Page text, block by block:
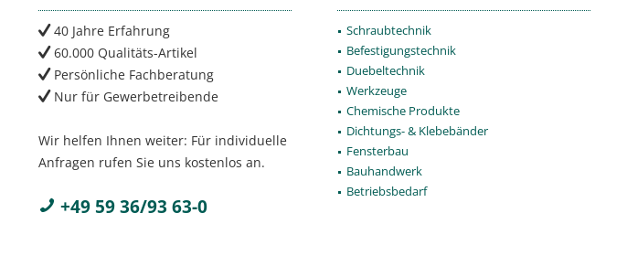
40 Jahre Erfahrung
60.000 Qualitäts-Artikel
Persönliche Fachberatung
Nur für Gewerbetreibende
Wir helfen Ihnen weiter: Für individuelle
Anfragen rufen Sie uns kostenlos an.
+49 59 36/93 63-0
Schraubtechnik
Befestigungstechnik
Duebeltechnik
Werkzeuge
Chemische Produkte
Dichtungs- & Klebebänder
Fensterbau
Bauhandwerk
Betriebsbedarf